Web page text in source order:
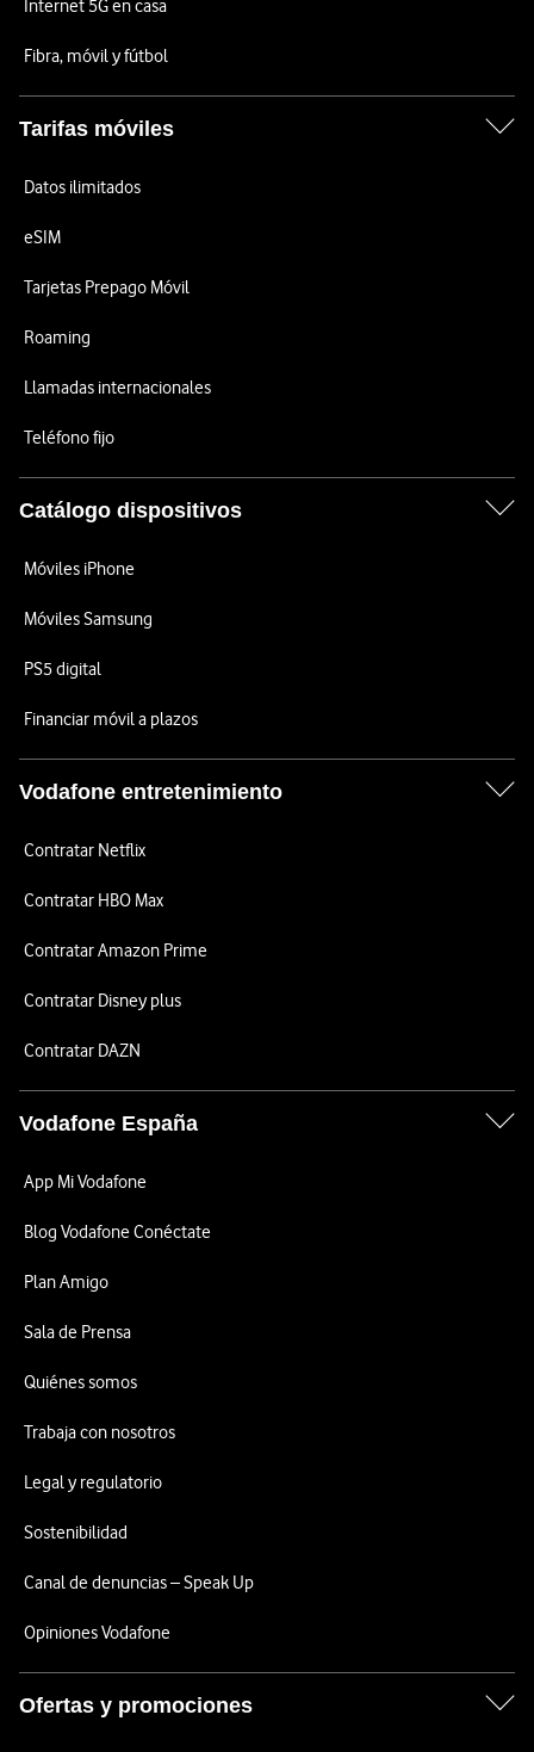
Internet 5G en casa
Fibra, móvil y fútbol
Tarifas móviles
Datos ilimitados
eSIM
Tarjetas Prepago Móvil
Roaming
Llamadas internacionales
Teléfono fijo
Catálogo dispositivos
Móviles iPhone
Móviles Samsung
PS5 digital
Financiar móvil a plazos
Vodafone entretenimiento
Contratar Netflix
Contratar HBO Max
Contratar Amazon Prime
Contratar Disney plus
Contratar DAZN
Vodafone España
App Mi Vodafone
Blog Vodafone Conéctate
Plan Amigo
Sala de Prensa
Quiénes somos
Trabaja con nosotros
Legal y regulatorio
Sostenibilidad
Canal de denuncias – Speak Up
Opiniones Vodafone
Ofertas y promociones